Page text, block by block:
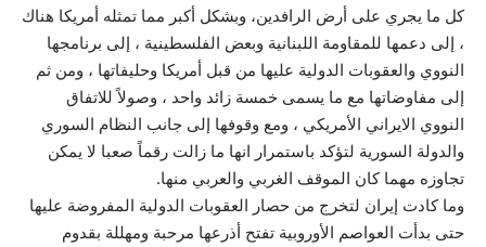
كل ما يجري على أرض الرافدين، وبشكل أكبر مما تمثله أمريكا هناك
، إلى دعمها للمقاومة اللبنانية وبعض الفلسطينية ، إلى برنامجها
النووي والعقوبات الدولية عليها من قبل أمريكا وحليفاتها ، ومن ثم
إلى مفاوضاتها مع ما يسمى خمسة زائد واحد ، وصولاً للاتفاق
النووي الايراني الأمريكي ، ومع وقوفها إلى جانب النظام السوري
والدولة السورية لتؤكد باستمرار انها ما زالت رقماً صعبا لا يمكن
تجاوزه مهما كان الموقف الغربي والعربي منها.
وما كادت إيران لتخرج من حصار العقوبات الدولية المفروضة عليها
حتى بدأت العواصم الأوروبية تفتح أذرعها مرحبة ومهللة بقدوم